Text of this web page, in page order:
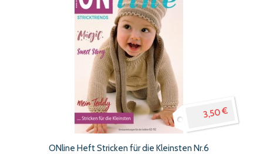
3,50 €
ONline Heft Stricken für die Kleinsten Nr.6